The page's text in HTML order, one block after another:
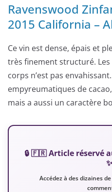
Ravenswood
2015 California –
Ce vin est dense, épais et
très finement structuré.
corps n’est pas
empyreumatiques de
mais a aussi un caractère
🔒 🇫🇷 Article réservé
✨
Accédez à des dizaines